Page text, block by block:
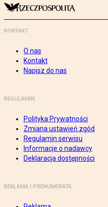
KONTAKT
O nas
Kontakt
Napisz do nas
REGULAMIN
Polityka Prywatności
Zmiana ustawień zgód
Regulamin serwisu
Informacje o nadawcy
Deklaracja dostępności
REKLAMA I PRENUMERATA